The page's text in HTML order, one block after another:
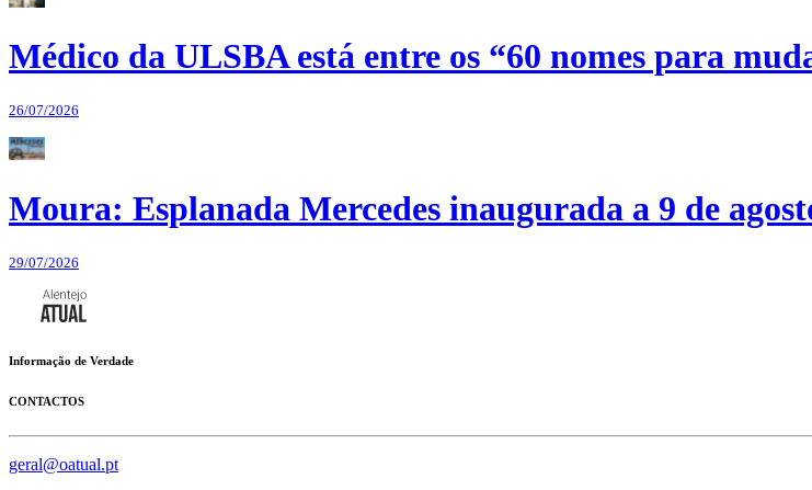
Médico da ULSBA está entre os “60 nomes para
26/07/2026
Moura: Esplanada Mercedes inaugurada a 9 de
29/07/2026
Informação de Verdade
CONTACTOS
geral@oatual.pt